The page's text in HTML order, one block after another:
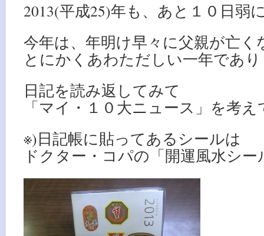
2013(平成25)年も、あと１０日弱
今年は、年明け早々に父親が亡
とにかくあわただしい一年であ
日記を読み返してみて
「マイ・１０大ニュース」を考
※)日記帳に貼ってあるシールは
ドクター・コパの「開運風水シ